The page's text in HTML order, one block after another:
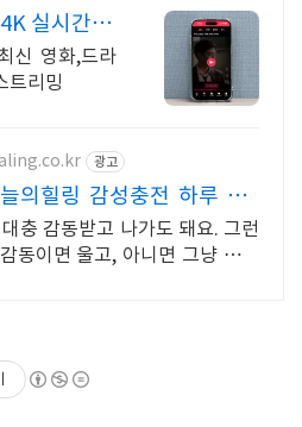
실시간 보
신 영화,드라
트리밍
광고
의힐링 감성충전 하루 5분
충 감동받고 나가도 돼요. 그런
동이면 울고, 아니면 그냥 눕고